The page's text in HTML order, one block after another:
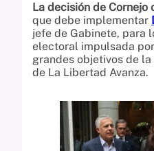
La decisión de
que debe implementar
jefe de Gabinete, para
electoral impulsada
grandes objetivos de
de La Libertad Avanza.